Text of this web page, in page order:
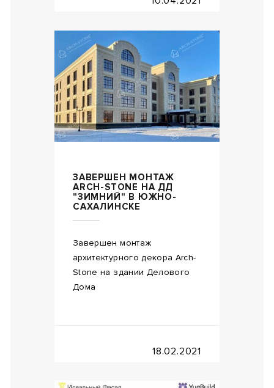
ЗАВЕРШЕН МОНТАЖ
ARCH-STONE НА ДД
"ЗИМНИЙ" В ЮЖНО-
САХАЛИНСКЕ
Завершен монтаж
архитектурного декора Arch-
Stone на здании Делового
Дома
18.02.2021